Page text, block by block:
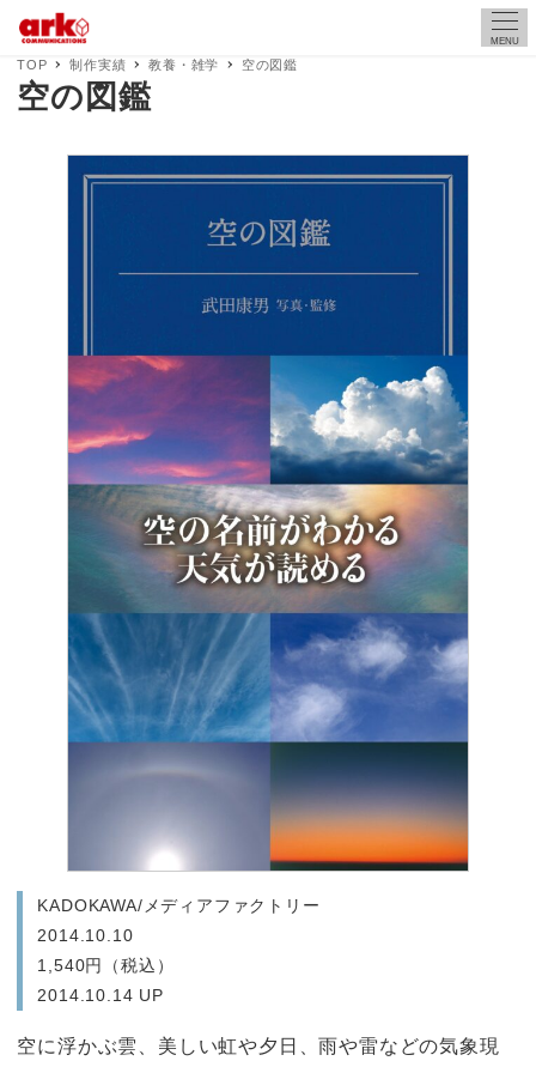
MENU
TOP 制作実績 教養・雑学 空の図鑑
空の図鑑
KADOKAWA/メディアファクトリー
2014.10.10
1,540円（税込）
2014.10.14 UP
空に浮かぶ雲、美しい虹や夕日、雨や雷などの気象現